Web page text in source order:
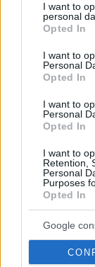
not limited to
grant or deny
use your data
consent section.
I want to
personal
Opted In
I want to
Personal
Opted In
I want to
Personal
Opted In
I want to
Retention,
Personal
Purposes
Opted In
Google
NBA.